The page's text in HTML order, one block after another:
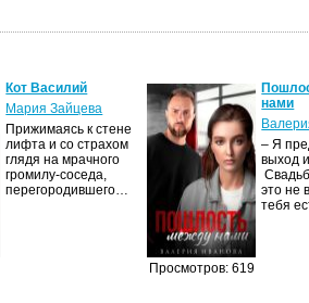
Кот Василий
Мария Зайцева
Прижимаясь к стене
лифта и со страхом
глядя на мрачного
громилу-соседа,
перегородившего…
Просмотров: 619
нами
– Я
выход
это не
тебя